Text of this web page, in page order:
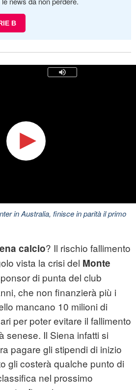
B
in Australia, finisce in parità il primo
calcio? Il rischio fallimento
vista la crisi del Monte
di punta del club
che non finanzierà più i
mancano 10 milioni di
per poter evitare il fallimento
senese. Il Siena infatti si
pagare gli stipendi di inizio
gli costerà qualche punto di
nel prossimo